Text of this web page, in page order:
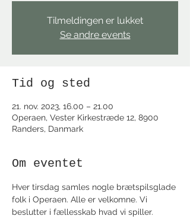
Tilmeldingen er lukket
Se andre events
Tid og sted
21. nov. 2023, 16.00 – 21.00
Operaen, Vester Kirkestræde 12, 8900
Randers, Danmark
Om eventet
Hver tirsdag samles nogle brætspilsglade
folk i Operaen. Alle er velkomne. Vi
beslutter i fællesskab hvad vi spiller.